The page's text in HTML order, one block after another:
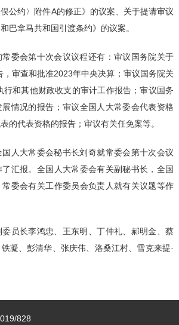
公约〉附件A的修正》的议案、关于提请审议
巴拿马共和国引渡条约》的议案。
会第十次会议议程还有：审议国务院关于
，审查和批准2023年中央决算；审议国务院关
行和其他财政收支的审计工作报告；审议国务
情况的报告；审议全国人大常委会代表资格
的代表资格的报告；审议有关任免案等。
大常委会秘书长刘奇就常委会第十次会议
汇报。全国人大常委会有关副秘书长，全国
常委会有关工作委员会负责人就有关议题等作
长李鸿忠、王东明、丁仲礼、郝明金、蔡
凝、彭清华、张庆伟、洛桑江村、雪克来提·
828